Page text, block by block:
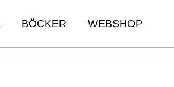
BÖCKER WEBSHOP